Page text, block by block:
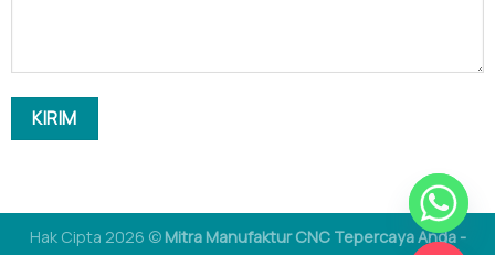
Hak Cipta 2026 © Mitra Manufaktur CNC Tepercaya Anda -